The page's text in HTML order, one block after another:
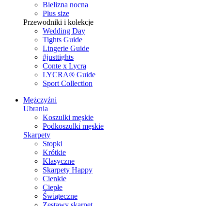
Bielizna nocna
Plus size
Przewodniki i kolekcje
Wedding Day
Tights Guide
Lingerie Guide
#justtights
Conte x Lycra
LYCRA® Guide
Sport Сollection
Mężczyźni
Ubrania
Koszulki męskie
Podkoszulki męskie
Skarpety
Stopki
Krótkie
Klasyczne
Skarpety Happy
Cienkie
Ciepłe
Świąteczne